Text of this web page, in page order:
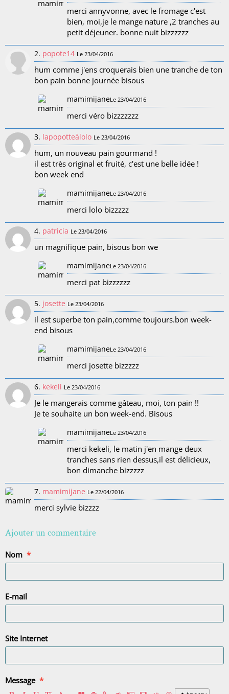
merci annyvonne, avec le fromage c'est
bien, moi,je le mange nature ,2 tranches au
petit déjeuner. bonne nuit bizzzzzz
2. popote14 Le 23/04/2016
hum comme j'ens croquerais bien une tranche de ton
bon pain bonne journée bisous
mamimijaneLe 23/04/2016
merci véro bizzzzzzz
3. lapopotteàlolo Le 23/04/2016
hum, un nouveau pain gourmand !
il est très original et fruité, c'est une belle idée !
bon week end
mamimijaneLe 23/04/2016
merci lolo bizzzzz
4. patricia Le 23/04/2016
un magnifique pain, bisous bon we
mamimijaneLe 23/04/2016
merci pat bizzzzzz
5. josette Le 23/04/2016
il est superbe ton pain,comme toujours.bon week-
end bisous
mamimijaneLe 23/04/2016
merci josette bizzzzz
6. kekeli Le 23/04/2016
Je le mangerais comme gâteau, moi, ton pain !!
Je te souhaite un bon week-end. Bisous
mamimijaneLe 23/04/2016
merci kekeli, le matin j'en mange deux
tranches sans rien dessus,il est délicieux,
bon dimanche bizzzzz
7. mamimijane Le 22/04/2016
merci sylvie bizzzz
Ajouter un commentaire
Nom
E-mail
Site Internet
Message